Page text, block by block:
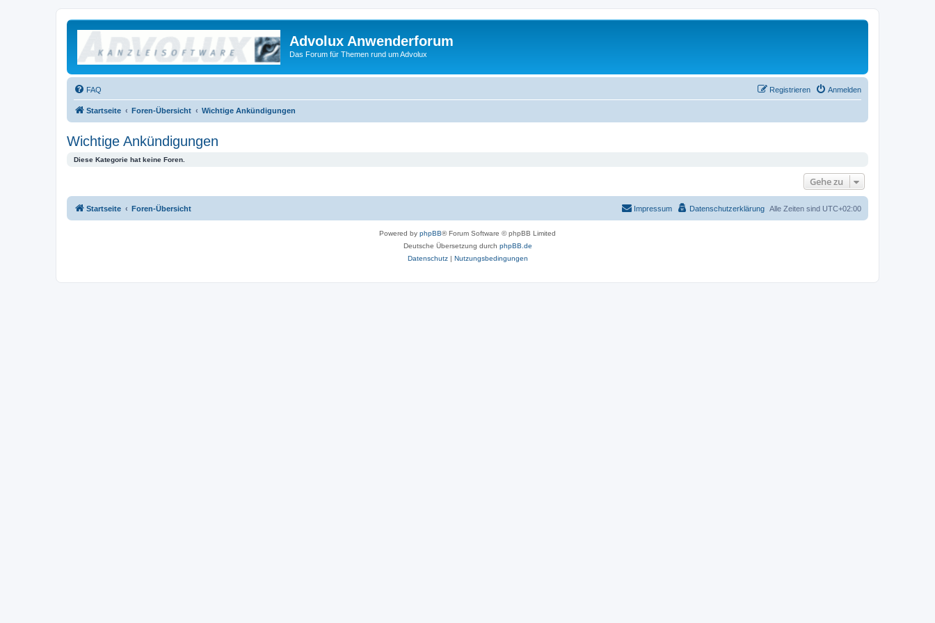
Advolux Anwenderforum
Das Forum für Themen rund um Advolux
FAQ Anmelden
Registrieren
Startseite Foren-Übersicht Wichtige Ankündigungen
Wichtige Ankündigungen
Diese Kategorie hat keine Foren.
Gehe zu
Startseite Foren-Übersicht Alle Zeiten sind UTC+02:00
Datenschutzerklärung
Impressum
Powered by phpBB® Forum Software © phpBB Limited
Deutsche Übersetzung durch phpBB.de
Datenschutz| Nutzungsbedingungen